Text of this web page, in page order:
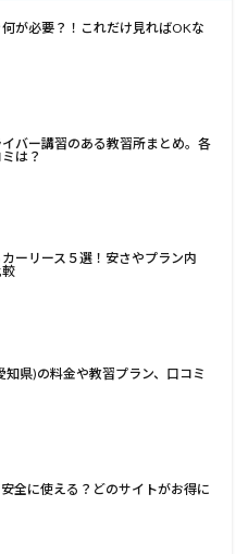
が必要？！これだけ見ればOKな
バー講習のある教習所まとめ。各
は？
ーリース５選！安さやプラン内
知県)の料金や教習プラン、口コミ
全に使える？どのサイトがお得に